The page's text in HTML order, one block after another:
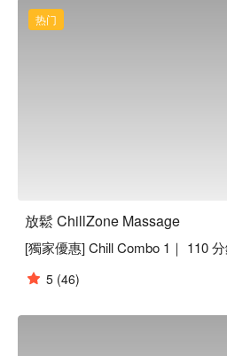
热门
放鬆 ChillZone Massage
[獨家優惠] Chill Combo 1｜ 110
5 (46)